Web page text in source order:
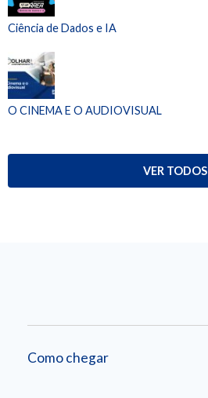
Ciência de Dados e IA
O CINEMA E O AUDIOVISUAL
VER TODOS
Como chegar